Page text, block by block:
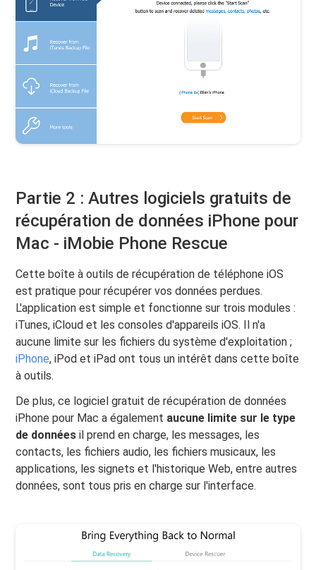
Partie 2 : Autres logiciels gratuits de
récupération de données iPhone pour
Mac - iMobie Phone Rescue
Cette boîte à outils de récupération de téléphone iOS
est pratique pour récupérer vos données perdues.
L'application est simple et fonctionne sur trois modules :
iTunes, iCloud et les consoles d'appareils iOS. Il n'a
aucune limite sur les fichiers du système d'exploitation ;
iPhone, iPod et iPad ont tous un intérêt dans cette boîte
à outils.
De plus, ce logiciel gratuit de récupération de données
iPhone pour Mac a également aucune limite sur le type
de données il prend en charge, les messages, les
contacts, les fichiers audio, les fichiers musicaux, les
applications, les signets et l'historique Web, entre autres
données, sont tous pris en charge sur l'interface.